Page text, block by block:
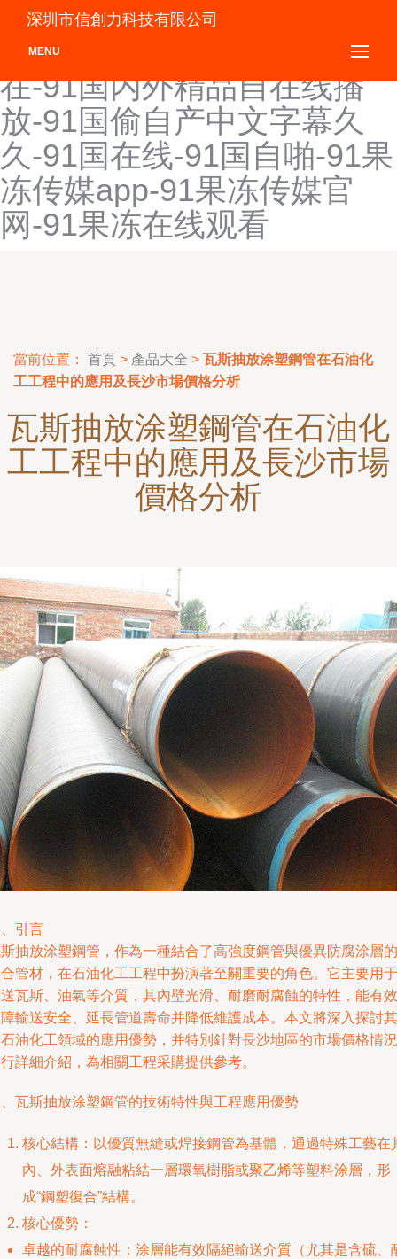
91国内精品视频在-91国内
精品在线观-91国内精品自线
在-91国内外精品自在线播
放-91国偷自产中文字幕久
久-91国在线-91国自啪-91果
冻传媒app-91果冻传媒官
网-91果冻在线观看
深圳市信創力科技有限公司
MENU
當前位置： 首頁 > 產品大全 > 瓦斯抽放涂塑鋼管在石油化
工工程中的應用及長沙市場價格分析
瓦斯抽放涂塑鋼管在石油化
工工程中的應用及長沙市場
價格分析
引言
抽放涂塑鋼管，作為一種結合了高強度鋼管與優異防腐涂層的
管材，在石油化工工程中扮演著至關重要的角色。它主要用于
瓦斯、油氣等介質，其內壁光滑、耐磨耐腐蝕的特性，能有效
輸送安全、延長管道壽命并降低維護成本。本文將深入探討其
油化工領域的應用優勢，并特別針對長沙地區的市場價格情況
詳細介紹，為相關工程采購提供參考。
瓦斯抽放涂塑鋼管的技術特性與工程應用優勢
核心結構：以優質無縫或焊接鋼管為基體，通過特殊工藝在
內、外表面熔融粘結一層環氧樹脂或聚乙烯等塑料涂層，形
成“鋼塑復合”結構。
核心優勢：
卓越的耐腐蝕性：涂層能有效隔絕輸送介質（尤其是含硫、